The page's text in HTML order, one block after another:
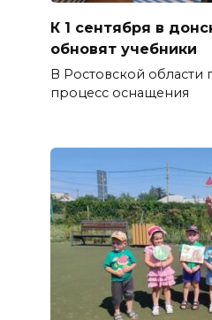
К 1 сентября в
обновят учебники
В Ростовской области
процесс оснащения